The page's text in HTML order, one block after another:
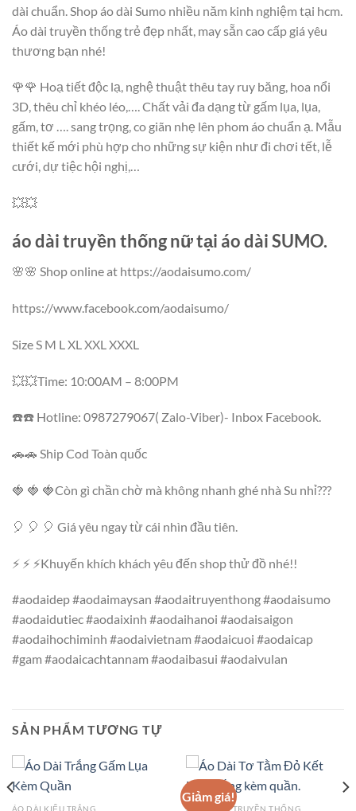
dài chuẩn. Shop áo dài Sumo nhiều năm kinh nghiệm tại hcm.
Áo dài truyền thống trẻ đẹp nhất, may sẵn cao cấp giá yêu
thương bạn nhé!
🌹🌹 Hoạ tiết độc lạ, nghệ thuật thêu tay ruy băng, hoa nổi
3D, thêu chỉ khéo léo,…. Chất vải đa dạng từ gấm lụa, lụa,
gấm, tơ …. sang trọng, co giãn nhẹ lên phom áo chuẩn ạ. Mẫu
thiết kế mới phù hợp cho những sự kiện như đi chơi tết, lễ
cưới, dự tiệc hội nghị,…
💥💥
áo dài truyền thống nữ tại áo dài SUMO.
🌸🌸 Shop online at https://aodaisumo.com/
https://www.facebook.com/aodaisumo/
Size S M L XL XXL XXXL
💥💥Time: 10:00AM – 8:00PM
☎️☎️ Hotline: 0987279067( Zalo-Viber)- Inbox Facebook.
🚗🚗 Ship Cod Toàn quốc
🍓 🍓 🍓Còn gì chần chờ mà không nhanh ghé nhà Su nhỉ???
🎈 🎈 🎈 Giá yêu ngay từ cái nhìn đầu tiên.
⚡ ⚡ ⚡Khuyến khích khách yêu đến shop thử đồ nhé!!
#aodaidep #aodaimaysan #aodaitruyenthong #aodaisumo
#aodaidutiec #aodaixinh #aodaihanoi #aodaisaigon
#aodaihochiminh #aodaivietnam #aodaicuoi #aodaicap
#gam #aodaicachtannam #aodaibasui #aodaivulan
SẢN PHẨM TƯƠNG TỰ
ÁO DÀI KIỂU TRẮNG
Giảm giá!
ÁO DÀI CỔ TRUYỀN THỐNG